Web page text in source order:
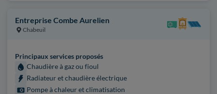
Entreprise Combe Aurelien
Chabeuil
Principaux services proposés
Chaudière à gaz ou fioul
Radiateur et chaudière électrique
Pompe à chaleur et climatisation